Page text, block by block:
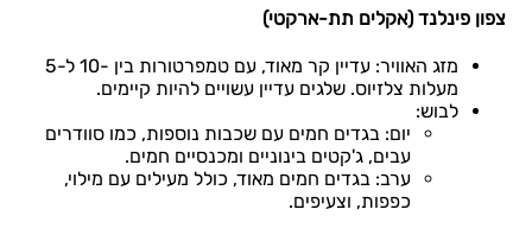
צפון פינלנד (אקלים תת-ארקטי)
מזג האוויר: עדיין קר מאוד, עם טמפרטורות בין -10 ל-5
מעלות צלזיוס. שלגים עדיין עשויים להיות קיימים.
לבוש:
יום: בגדים חמים עם שכבות נוספות, כמו סוודרים
עבים, ג'קטים בינוניים ומכנסיים חמים.
ערב: בגדים חמים מאוד, כולל מעילים עם מילוי,
כפפות, וצעיפים.